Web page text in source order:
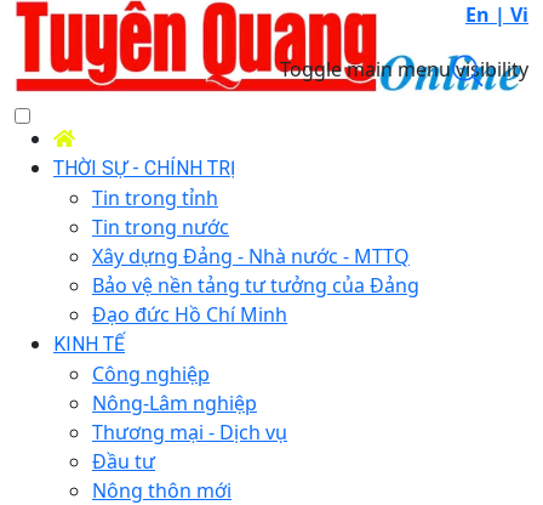
En | Vi
Toggle main menu visibility
THỜI SỰ - CHÍNH TRỊ
Tin trong tỉnh
Tin trong nước
Xây dựng Đảng - Nhà nước - MTTQ
Bảo vệ nền tảng tư tưởng của Đảng
Đạo đức Hồ Chí Minh
KINH TẾ
Công nghiệp
Nông-Lâm nghiệp
Thương mại - Dịch vụ
Đầu tư
Nông thôn mới